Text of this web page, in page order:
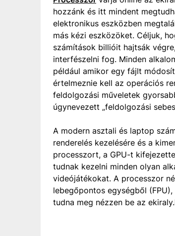
hozzánk és itt mindent
elektronikus eszközben
más kézi eszközöket. Céljuk,
számítások billióit hajtsák
interfészelni fog. Minden
például amikor egy fájlt
értelmeznie kell az operációs
feldolgozási műveletek
úgynevezett „feldolgozási
A modern asztali és laptop
renderelés kezelésére és a
processzort, a GPU-t
tudnak kezelni minden olyan
videójátékokat. A processzor
lebegőpontos egységből
tudna meg nézzen be az